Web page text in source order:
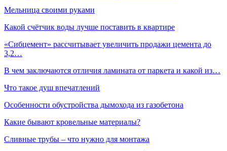
Мельница своими руками
Какой счётчик воды лучше поставить в квартире
«Сибцемент» рассчитывает увеличить продажи цемента до
3,2…
В чем заключаются отличия ламината от паркета и какой из…
Что такое душ впечатлений
Особенности обустройства дымохода из газобетона
Какие бывают кровельные материалы?
Сливные трубы – что нужно для монтажа